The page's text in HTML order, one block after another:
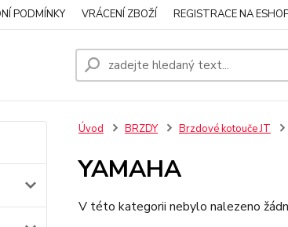
PODMÍNKY VRÁCENÍ ZBOŽÍ REGISTRACE NA
Úvod BRZDY Brzdové kotouče JT
YAMAHA
V této kategorii nebylo nalezeno